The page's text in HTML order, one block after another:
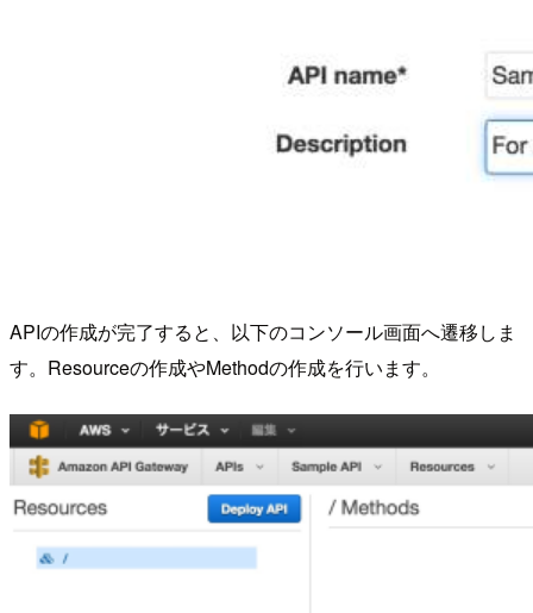
APIの作成が完了すると、以下のコンソール画面へ遷移しま
す。Resourceの作成やMethodの作成を行います。